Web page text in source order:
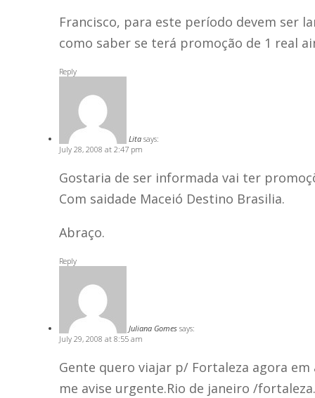
Francisco, para este período devem ser
como saber se terá promoção de 1 real
Reply
Lita says:
July 28, 2008 at 2:47 pm
Gostaria de ser informada vai ter
Com saidade Maceió Destino Brasilia.
Abraço.
Reply
Juliana Gomes says:
July 29, 2008 at 8:55 am
Gente quero viajar p/ Fortaleza agora
me avise urgente.Rio de janeiro /